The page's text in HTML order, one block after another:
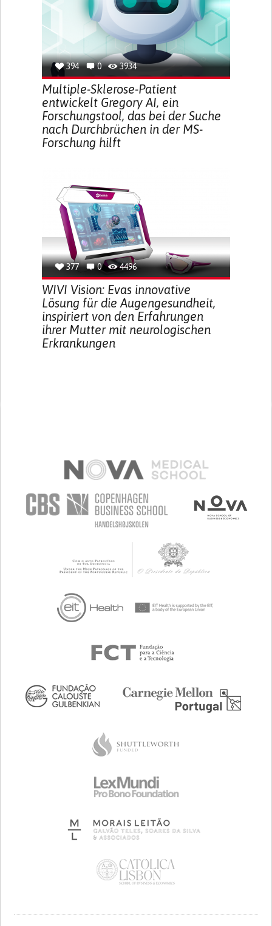
394 0 3934
Multiple-Sklerose-Patient
entwickelt Gregory AI, ein
Forschungstool, das bei der Suche
nach Durchbrüchen in der MS-
Forschung hilft
377 0 4496
WIVI Vision: Evas innovative
Lösung für die Augengesundheit,
inspiriert von den Erfahrungen
ihrer Mutter mit neurologischen
Erkrankungen